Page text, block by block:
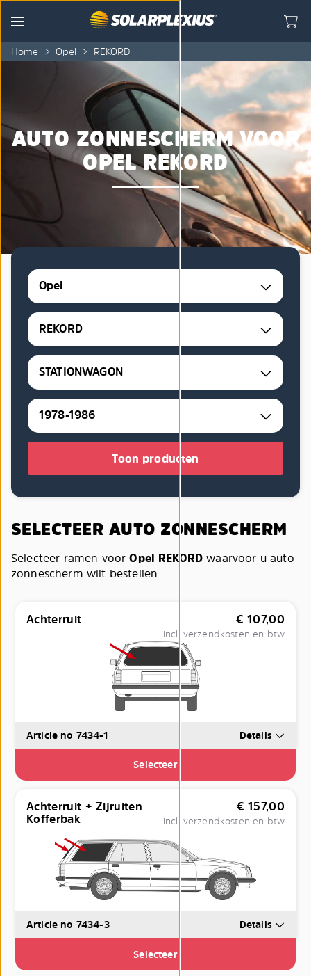
Skip to content
Menu
Home > Opel > REKORD
AUTO ZONNESCHERM VOOR
OPEL REKORD
Opel
REKORD
STATIONWAGON
1978-1986
Toon producten
SELECTEER AUTO ZONNESCHERM
Selecteer ramen voorOpel REKORD waarvoor u auto
zonnescherm wilt bestellen.
Achterruit € 107,00
incl. verzendkosten en btw
Article no 7434-1 Details
Selecteer
Achterruit + Zijruiten
Kofferbak
€ 157,00
incl. verzendkosten en btw
Article no 7434-3 Details
Selecteer